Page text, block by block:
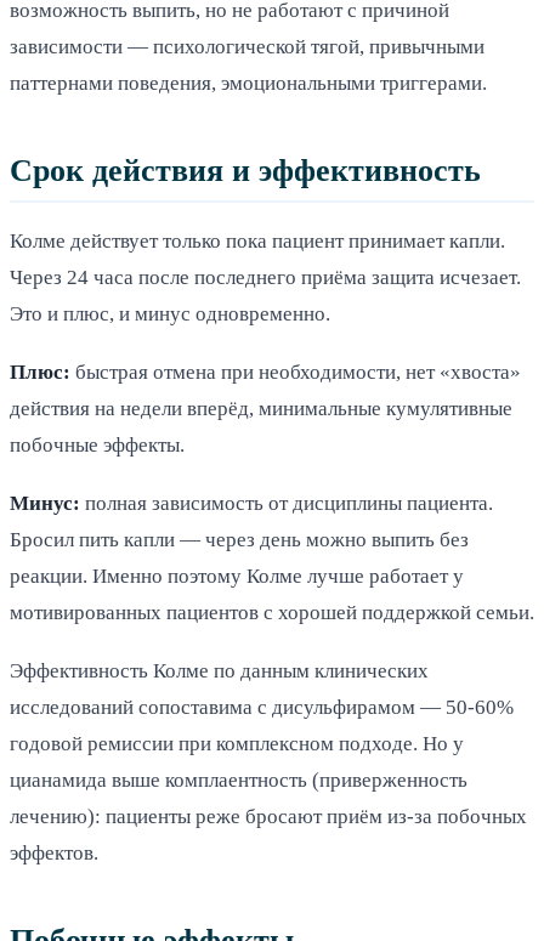
возможность выпить, но не работают с причиной
зависимости — психологической тягой, привычными
паттернами поведения, эмоциональными триггерами.
Срок действия и эффективность
Колме действует только пока пациент принимает капли.
Через 24 часа после последнего приёма защита исчезает.
Это и плюс, и минус одновременно.
Плюс: быстрая отмена при необходимости, нет «хвоста»
действия на недели вперёд, минимальные кумулятивные
побочные эффекты.
Минус: полная зависимость от дисциплины пациента.
Бросил пить капли — через день можно выпить без
реакции. Именно поэтому Колме лучше работает у
мотивированных пациентов с хорошей поддержкой семьи.
Эффективность Колме по данным клинических
исследований сопоставима с дисульфирамом — 50-60%
годовой ремиссии при комплексном подходе. Но у
цианамида выше комплаентность (приверженность
лечению): пациенты реже бросают приём из-за побочных
эффектов.